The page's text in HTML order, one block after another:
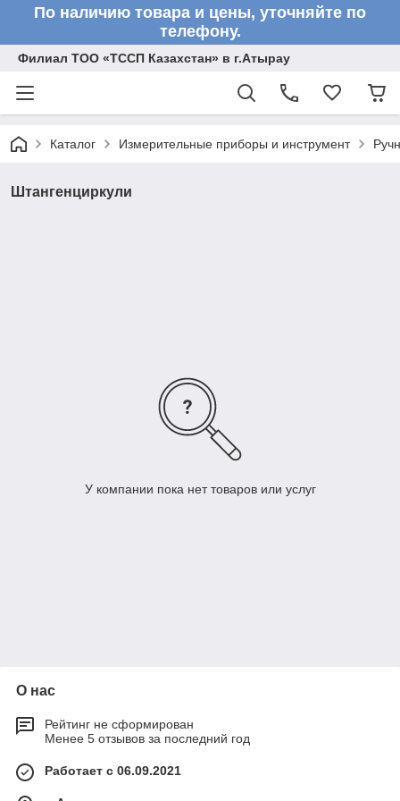
По наличию товара и цены, уточняйте по
телефону.
Филиал ТОО «ТССП Казахстан» в г.Атырау
Каталог Измерительные приборы и инструмент
Штангенциркули
У компании пока нет товаров или услуг
О нас
Рейтинг не сформирован
Менее 5 отзывов за последний год
Работает с 06.09.2021